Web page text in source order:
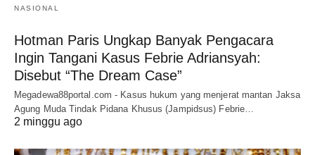
NASIONAL
Hotman Paris Ungkap Banyak Pengacara
Ingin Tangani Kasus Febrie Adriansyah:
Disebut “The Dream Case”
Megadewa88portal.com - Kasus hukum yang menjerat mantan Jaksa
Agung Muda Tindak Pidana Khusus (Jampidsus) Febrie…
2 minggu ago